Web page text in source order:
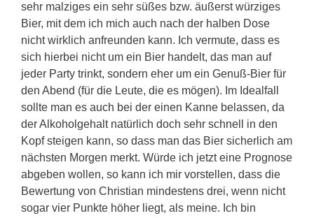
sehr malziges ein sehr süßes bzw. äußerst würziges
Bier, mit dem ich mich auch nach der halben Dose
nicht wirklich anfreunden kann. Ich vermute, dass es
sich hierbei nicht um ein Bier handelt, das man auf
jeder Party trinkt, sondern eher um ein Genuß-Bier für
den Abend (für die Leute, die es mögen). Im Idealfall
sollte man es auch bei der einen Kanne belassen, da
der Alkoholgehalt natürlich doch sehr schnell in den
Kopf steigen kann, so dass man das Bier sicherlich am
nächsten Morgen merkt. Würde ich jetzt eine Prognose
abgeben wollen, so kann ich mir vorstellen, dass die
Bewertung von Christian mindestens drei, wenn nicht
sogar vier Punkte höher liegt, als meine. Ich bin